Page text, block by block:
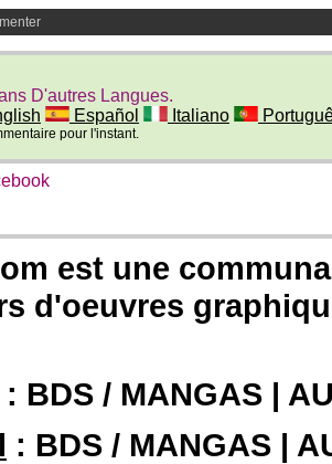
D'autres Langues.
Español Italiano
pour l'instant.
est une
d'oeuvres
: BDS / MANGAS |
: BDS / MANGAS |